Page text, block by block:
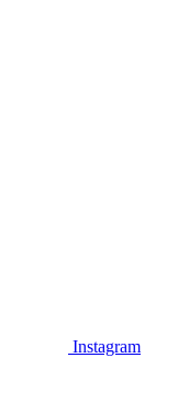
Instagram